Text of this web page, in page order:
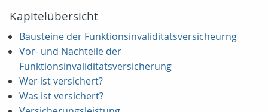
Kapitelübersicht
Bausteine der Funktionsinvaliditätsversicheurng
Vor- und Nachteile der
Funktionsinvaliditätsversicherung
Wer ist versichert?
Was ist versichert?